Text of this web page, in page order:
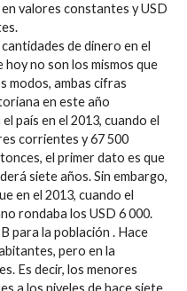
valores constantes y USD
de dinero en el
no son los mismos que
modos, ambas cifras
en este año
país en el 2013, cuando el
corrientes y 67 500
el primer dato es que
siete años. Sin embargo,
en el 2013, cuando el
rondaba los USD 6 000.
para la población . Hace
pero en la
Es decir, los menores